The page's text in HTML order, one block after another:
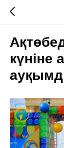
күніне